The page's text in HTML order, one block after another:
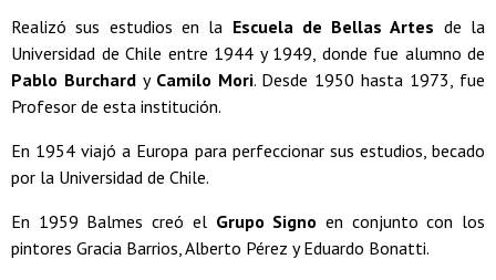
Realizó sus estudios en la Escuela de Bellas Artes de la
Universidad de Chile entre 1944 y 1949, donde fue alumno de
Pablo Burchardy Camilo Mori. Desde 1950 hasta 1973, fue
Profesor de esta institución.
En 1954 viajó a Europa para perfeccionar sus estudios, becado
por la Universidad de Chile.
En 1959 Balmes creó el Grupo Signo en conjunto con los
pintores Gracia Barrios, Alberto Pérez y Eduardo Bonatti.